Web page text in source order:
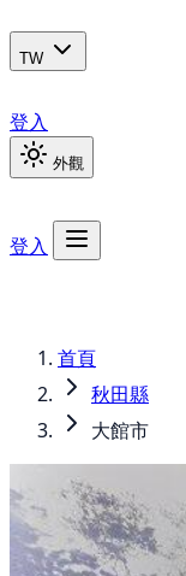
TW
登入
外觀
登入
首頁
秋田縣
大館市